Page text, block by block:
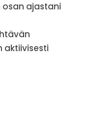
osan ajastani
aktiivisesti